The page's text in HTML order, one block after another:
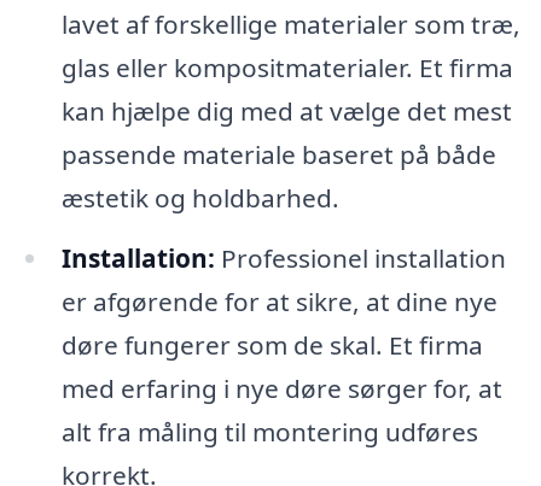
lavet af forskellige materialer som træ,
glas eller kompositmaterialer. Et firma
kan hjælpe dig med at vælge det mest
passende materiale baseret på både
æstetik og holdbarhed.
Installation: Professionel installation
er afgørende for at sikre, at dine nye
døre fungerer som de skal. Et firma
med erfaring i nye døre sørger for, at
alt fra måling til montering udføres
korrekt.